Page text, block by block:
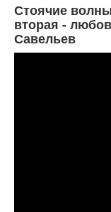
Стоячие
вторая -
Савельев